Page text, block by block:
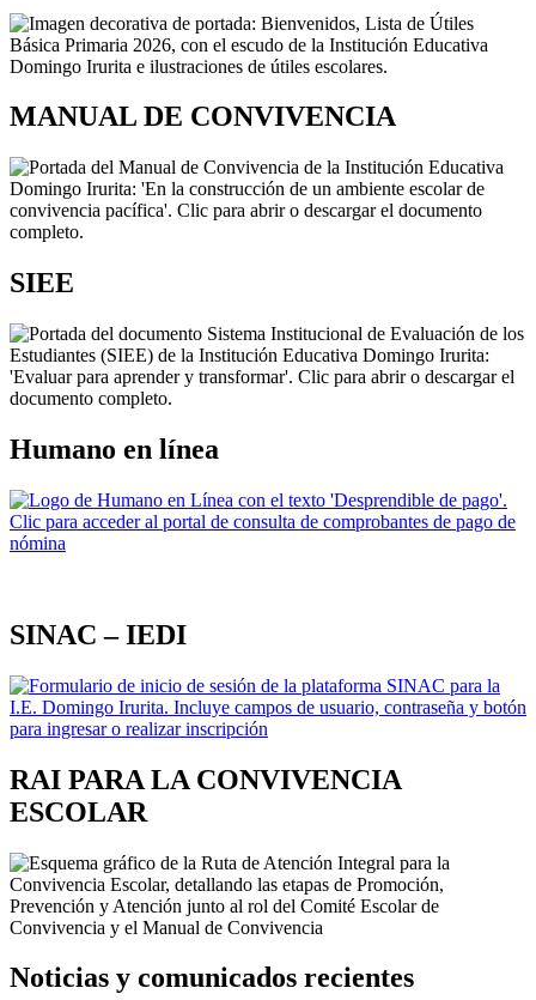
MANUAL DE CONVIVENCIA
SIEE
Humano en línea
SINAC – IEDI
RAI PARA LA CONVIVENCIA
ESCOLAR
Noticias y comunicados recientes